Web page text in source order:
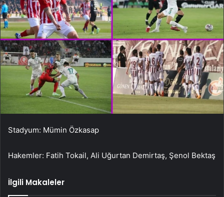
Stadyum: Mümin Özkasap
Hakemler: Fatih Tokail, Ali Uğurtan Demirtaş, Şenol Bektaş
İlgili Makaleler